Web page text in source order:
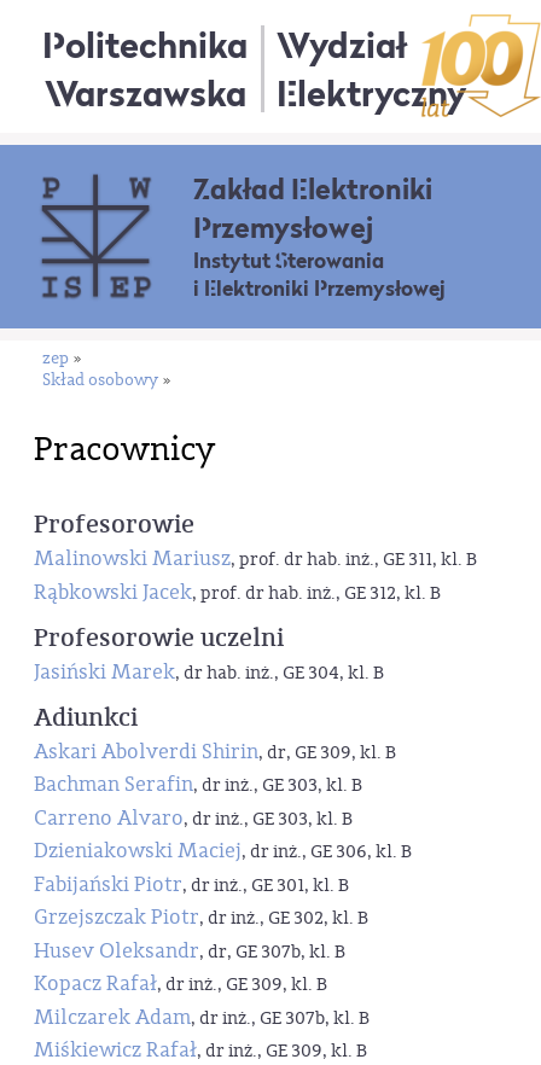
Politechnika
Warszawska
Wydział
Elektryczny
Zakład Elektroniki
Przemysłowej
Instytut Sterowania
i Elektroniki Przemysłowej
zep »
Skład osobowy »
Pracownicy
Profesorowie
Malinowski Mariusz, prof. dr hab. inż., GE 311, kl. B
Rąbkowski Jacek, prof. dr hab. inż., GE 312, kl. B
Profesorowie uczelni
Jasiński Marek, dr hab. inż., GE 304, kl. B
Adiunkci
Askari Abolverdi Shirin, dr, GE 309, kl. B
Bachman Serafin, dr inż., GE 303, kl. B
Carreno Alvaro, dr inż., GE 303, kl. B
Dzieniakowski Maciej, dr inż., GE 306, kl. B
Fabijański Piotr, dr inż., GE 301, kl. B
Grzejszczak Piotr, dr inż., GE 302, kl. B
Husev Oleksandr, dr, GE 307b, kl. B
Kopacz Rafał, dr inż., GE 309, kl. B
Milczarek Adam, dr inż., GE 307b, kl. B
Miśkiewicz Rafał, dr inż., GE 309, kl. B